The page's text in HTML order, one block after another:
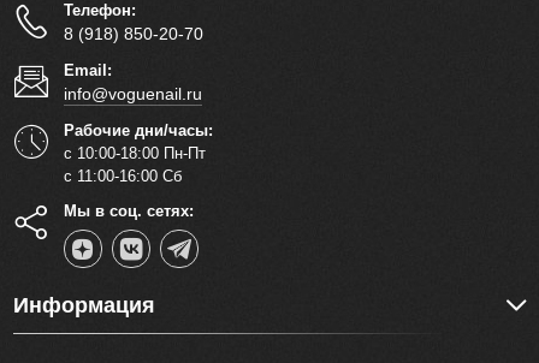
Телефон:
8 (918) 850-20-70
Email:
info@voguenail.ru
Рабочие дни/часы:
с 10:00-18:00 Пн-Пт
с 11:00-16:00 Сб
Мы в соц. сетях:
Информация